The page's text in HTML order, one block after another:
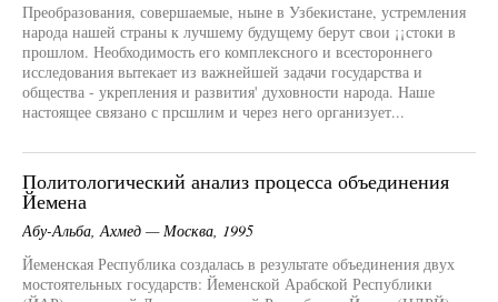
Преобразования, совершаемые, ныне в Узбекистане, устремления
народа нашей страны к лучшему будущему берут свои ¡¡стоки в
прошлом. Необходимость его комплексного и всестороннего
исследования вытекает из важнейшей задачи государства и
общества - укрепления и развития' духовности народа. Наше
настоящее связано с прсшлим и через него организует...
Политологический анализ процесса объединения
Йемена
Абу-Альба, Ахмед — Москва, 1995
Йеменская Республика создалась в результате объединения двух
мостоятельных государств: Йеменской Арабской Республики